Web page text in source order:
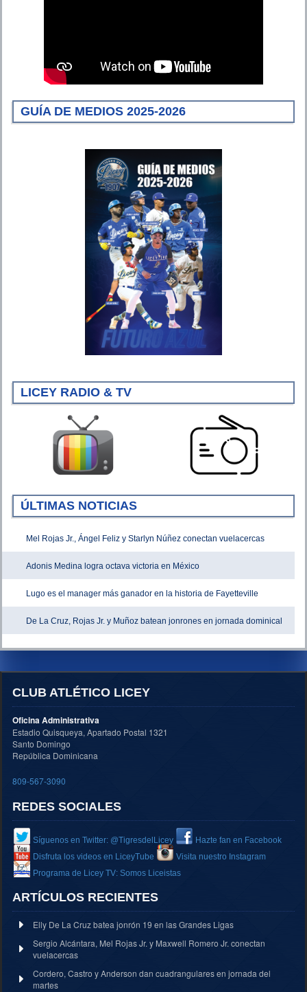
GUÍA DE MEDIOS 2025-2026
LICEY RADIO & TV
ÚLTIMAS NOTICIAS
Mel Rojas Jr., Ángel Feliz y Starlyn Núñez conectan vuelacercas
Adonis Medina logra octava victoria en México
Lugo es el manager más ganador en la historia de Fayetteville
De La Cruz, Rojas Jr. y Muñoz batean jonrones en jornada dominical
CLUB ATLÉTICO LICEY
Oficina Administrativa
Estadio Quisqueya, Apartado Postal 1321
Santo Domingo
República Dominicana
809-567-3090
REDES SOCIALES
Síguenos en Twitter: @TigresdelLicey
Hazte fan en Facebook
Disfruta los videos en LiceyTube
Visita nuestro Instagram
Programa de Licey TV: Somos Liceistas
ARTÍCULOS RECIENTES
Elly De La Cruz batea jonrón 19 en las Grandes Ligas
Sergio Alcántara, Mel Rojas Jr. y Maxwell Romero Jr. conectan
vuelacercas
Cordero, Castro y Anderson dan cuadrangulares en jornada del
martes